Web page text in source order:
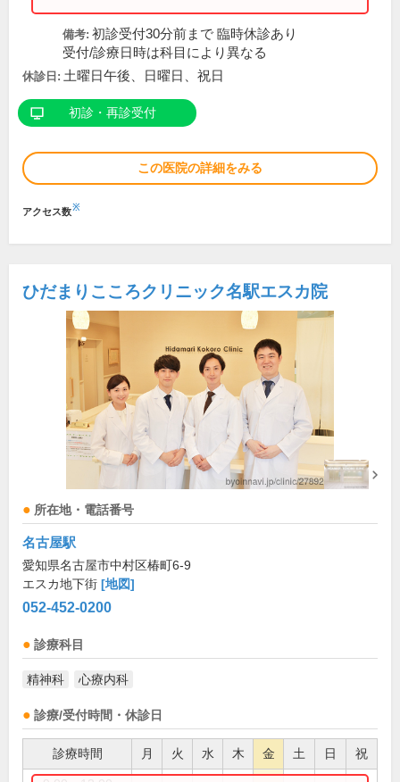
備考: 初診受付30分前まで 臨時休診あり
受付/診療日時は科目により異なる
休診日: 土曜日午後、日曜日、祝日
初診・再診受付
この医院の詳細をみる
アクセス数※
ひだまりこころクリニック名駅エスカ院
所在地・電話番号
名古屋駅
愛知県名古屋市中村区椿町6-9
エスカ地下街 [地図]
052-452-0200
診療科目
精神科 心療内科
診療/受付時間・休診日
診療時間 月 火 水 木 金 土 日 祝